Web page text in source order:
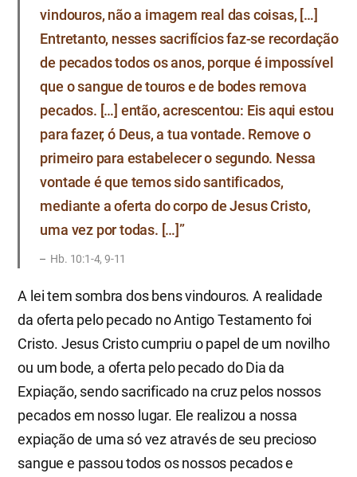
vindouros, não a imagem real das coisas, […]
Entretanto, nesses sacrifícios faz-se recordação
de pecados todos os anos, porque é impossível
que o sangue de touros e de bodes remova
pecados. […] então, acrescentou: Eis aqui estou
para fazer, ó Deus, a tua vontade. Remove o
primeiro para estabelecer o segundo. Nessa
vontade é que temos sido santificados,
mediante a oferta do corpo de Jesus Cristo,
uma vez por todas. […]”
​Hb. 10:1-4, 9-11
A lei tem sombra dos bens vindouros. A realidade
da oferta pelo pecado no Antigo Testamento foi
Cristo. Jesus Cristo cumpriu o papel de um novilho
ou um bode, a oferta pelo pecado do Dia da
Expiação, sendo sacrificado na cruz pelos nossos
pecados em nosso lugar. Ele realizou a nossa
expiação de uma só vez através de seu precioso
sangue e passou todos os nossos pecados e